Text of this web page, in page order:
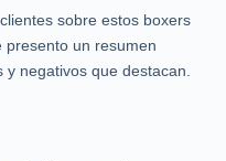
sobre estos boxers
un resumen
negativos que destacan.